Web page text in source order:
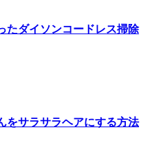
たダイソンコードレス掃除
をサラサラヘアにする方法